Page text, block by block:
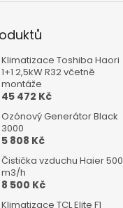
Klimatizace Toshiba Haori
1+1 2,5kW R32 včetně
montáže
45 472 Kč
Ozónový Generátor Black
3000
5 808 Kč
Čistička vzduchu Haier 500
m3/h
8 500 Kč
Klimatizace TCL Elite F1